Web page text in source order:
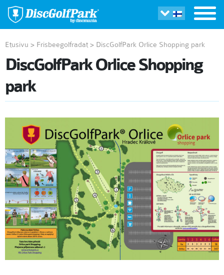
Etusivu > Frisbeegolfradat > DiscGolfPark Orlice Shopping park
DiscGolfPark Orlice Shopping
park